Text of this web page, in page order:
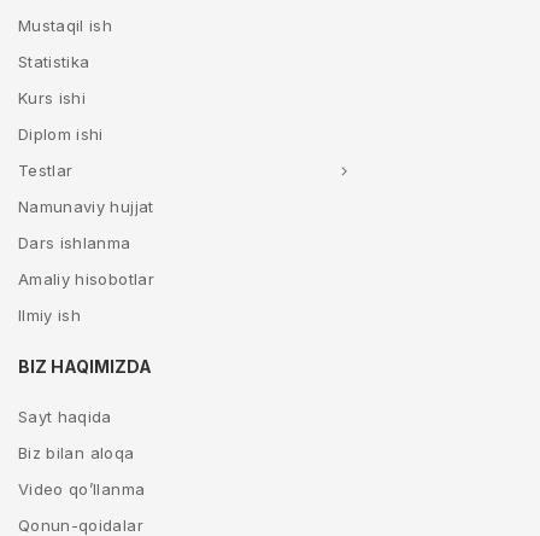
Mustaqil ish
Statistika
Kurs ishi
Diplom ishi
Testlar
Namunaviy hujjat
Dars ishlanma
Amaliy hisobotlar
Ilmiy ish
BIZ HAQIMIZDA
Sayt haqida
Biz bilan aloqa
Video qo’llanma
Qonun-qoidalar